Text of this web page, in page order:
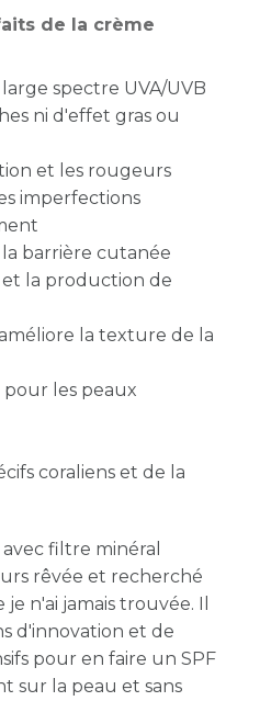
de la crème
spectre UVA/UVB
ni d'effet gras ou
et les rougeurs
imperfections
barrière cutanée
la production de
la texture de la
les peaux
coraliens et de la
filtre minéral
rêvée et recherché
n'ai jamais trouvée. Il
d'innovation et de
pour en faire un SPF
sur la peau et sans